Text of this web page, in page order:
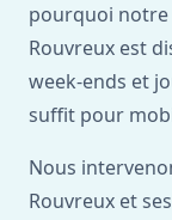
pourquoi notre
Rouvreux est
week-ends et
suffit pour
Nous
Rouvreux et